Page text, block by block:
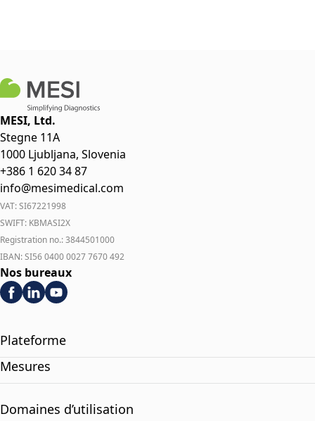
MESI, Ltd.
Stegne 11A
1000 Ljubljana, Slovenia
+386 1 620 34 87
info@mesimedical.com
VAT: SI67221998
SWIFT: KBMASI2X
Registration no.: 3844501000
IBAN: SI56 0400 0027 7670 492
Nos bureaux
Plateforme
Mesures
Domaines d’utilisation